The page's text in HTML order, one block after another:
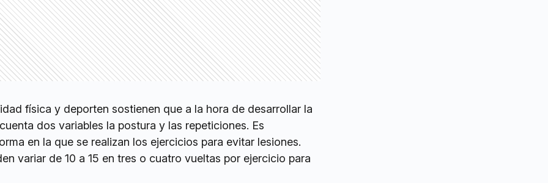
física y deporten sostienen que a la hora de desarrollar la
dos variables la postura y las repeticiones. Es
en la que se realizan los ejercicios para evitar lesiones.
variar de 10 a 15 en tres o cuatro vueltas por ejercicio para